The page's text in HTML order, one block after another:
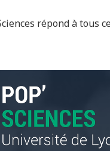
répond à tous